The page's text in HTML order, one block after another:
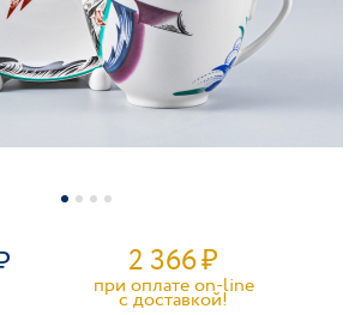
2 366₽
при оплате on-line
c доставкой!